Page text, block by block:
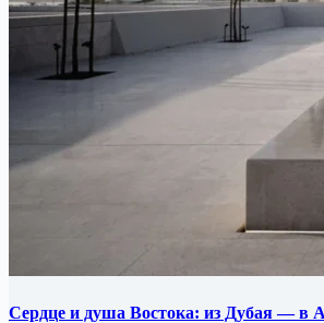
Сердце и душа Востока: из Дубая — в